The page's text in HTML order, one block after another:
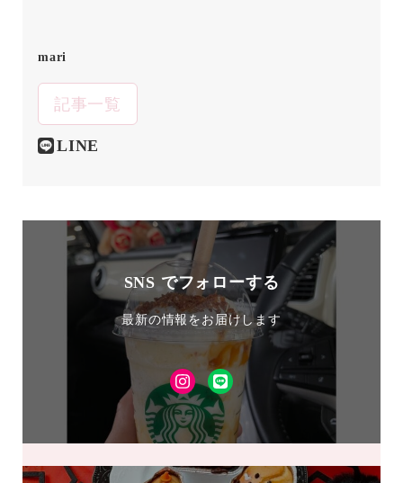
mari
記事一覧
LINE
SNS でフォローする
最新の情報をお届けします
Instagram
LINE
友
達
追